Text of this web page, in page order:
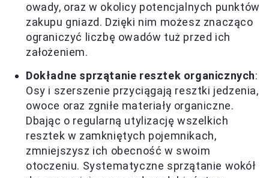
owady, oraz w okolicy potencjalnych punktów
zakupu gniazd. Dzięki nim możesz znacząco
ograniczyć liczbę owadów tuż przed ich
założeniem.
Dokładne sprzątanie resztek organicznych:
Osy i szerszenie przyciągają resztki jedzenia,
owoce oraz zgniłe materiały organiczne.
Dbając o regularną utylizację wszelkich
resztek w zamkniętych pojemnikach,
zmniejszysz ich obecność w swoim
otoczeniu. Systematyczne sprzątanie wokół